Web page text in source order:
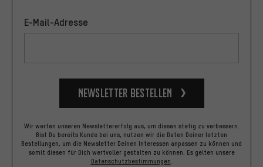
E-Mail-Adresse
Newsletter bestellen
Wir werten unseren Newslettererfolg aus, um diesen stetig zu verbessern.
Bist Du bereits Kunde bei uns, nutzen wir die Daten Deiner letzten
Bestellungen, um die Newsletter Deinen Interessen anpassen zu können und
somit diesen für Dich wertvoller gestalten zu können. Es gelten unsere
Datenschutzbestimmungen